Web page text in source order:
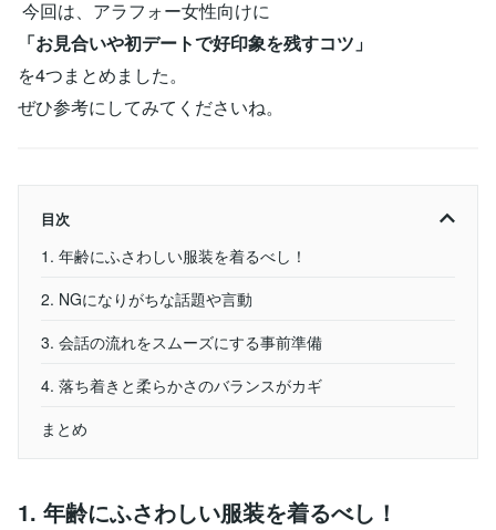
今回は、アラフォー女性向けに
「お見合いや初デートで好印象を残すコツ」
を4つまとめました。
ぜひ参考にしてみてくださいね。
目次
1. 年齢にふさわしい服装を着るべし！
2. NGになりがちな話題や言動
3. 会話の流れをスムーズにする事前準備
4. 落ち着きと柔らかさのバランスがカギ
まとめ
1. 年齢にふさわしい服装を着るべし！